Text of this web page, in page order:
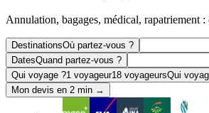
Annulation, bagages, médical, rapatriement :
DestinationsOù partez-vous ?
DatesQuand partez-vous ?
Qui voyage ?1 voyageur18 voyageursQui
Mon devis en 2 min →